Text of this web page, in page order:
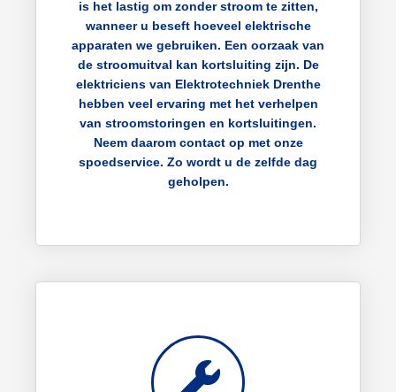
is het lastig om zonder stroom te zitten,
wanneer u beseft hoeveel elektrische
apparaten we gebruiken. Een oorzaak van
de stroomuitval kan kortsluiting zijn. De
elektriciens van Elektrotechniek Drenthe
hebben veel ervaring met het verhelpen
van stroomstoringen en kortsluitingen.
Neem daarom contact op met onze
spoedservice. Zo wordt u de zelfde dag
geholpen.